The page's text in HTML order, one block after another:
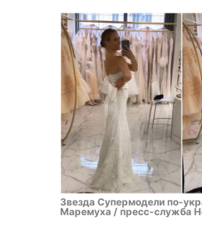
Звезда Супермодели по-
Маремуха / пресс-служба